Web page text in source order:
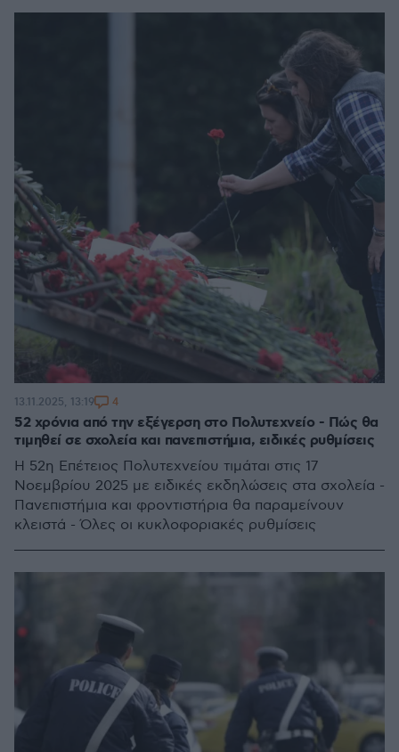
52 χρόνια από την εξέγερση στο Πολυτεχνείο - Πώς θα
τιμηθεί σε σχολεία και πανεπιστήμια, ειδικές ρυθμίσεις
Η 52η Επέτειος Πολυτεχνείου τιμάται στις 17
Νοεμβρίου 2025 με ειδικές εκδηλώσεις στα σχολεία -
Πανεπιστήμια και φροντιστήρια θα παραμείνουν
κλειστά - Όλες οι κυκλοφοριακές ρυθμίσεις
13.11.2025, 13:19 4